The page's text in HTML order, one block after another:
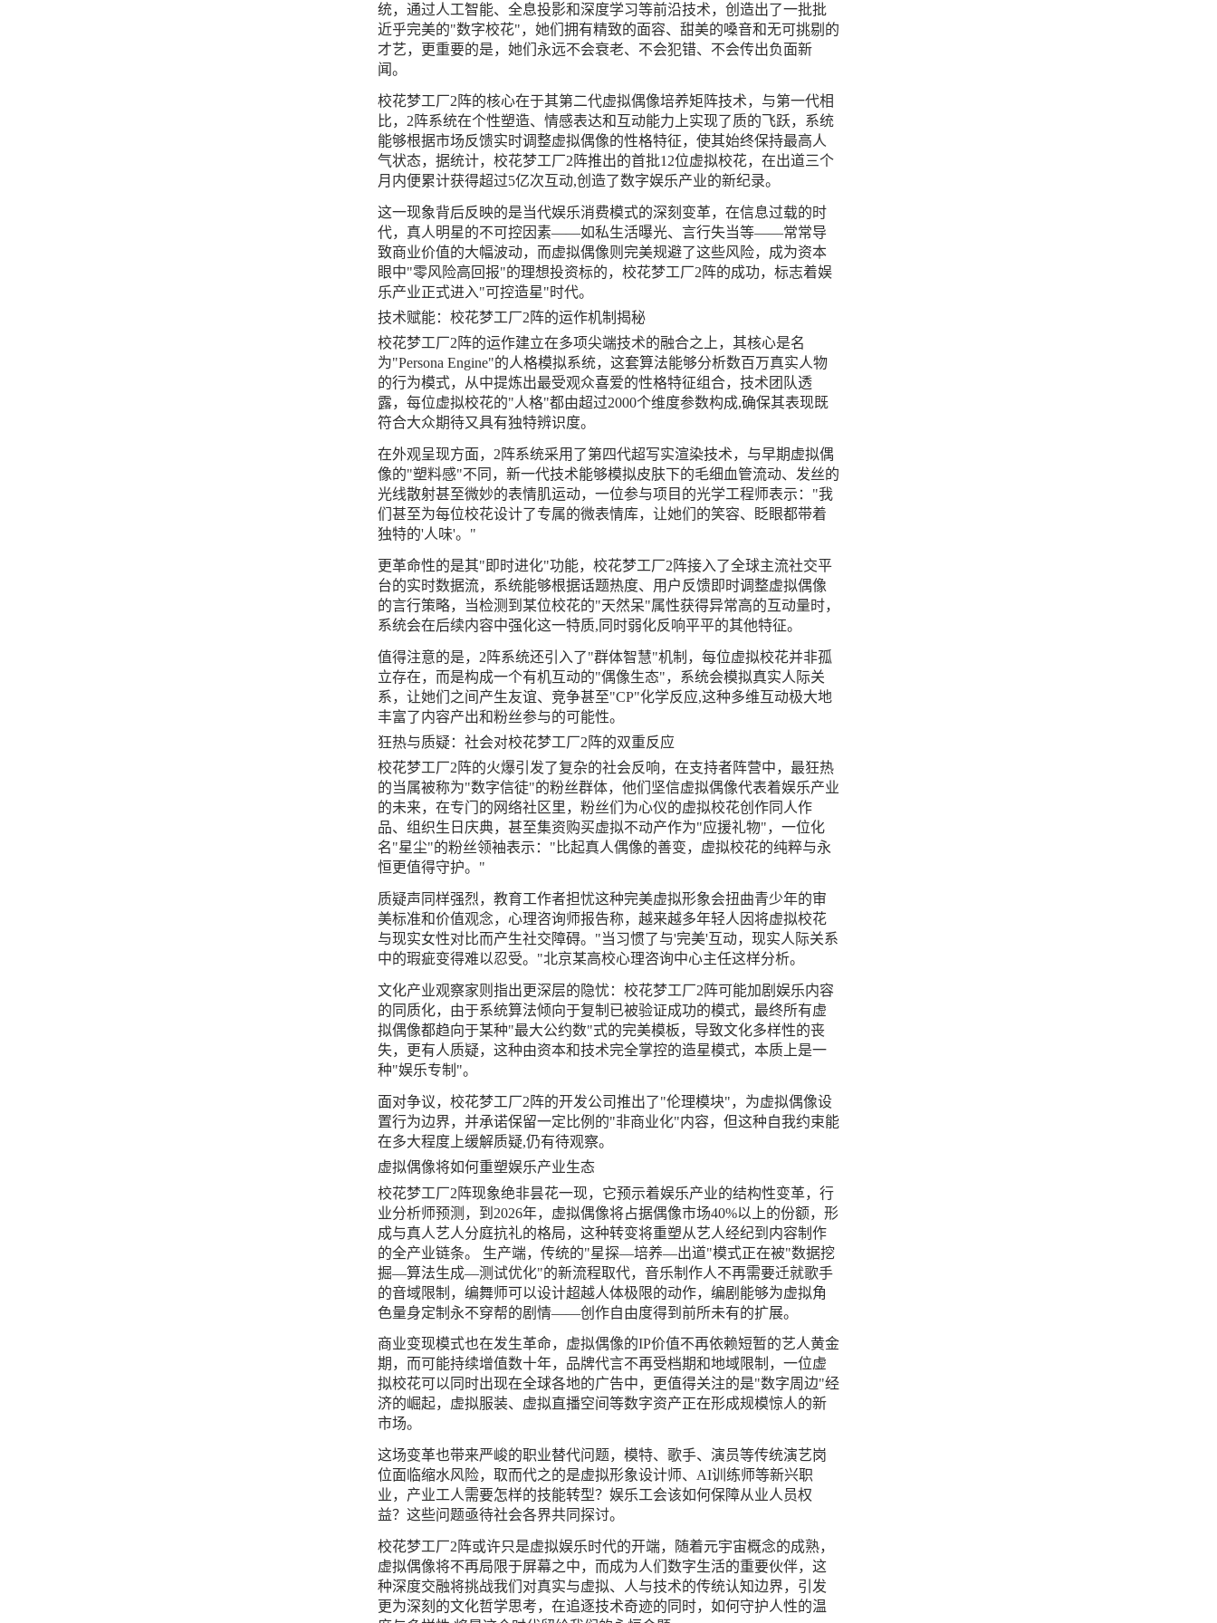
统，通过人工智能、全息投影和深度学习等前沿技术，创造出了一批批
近乎完美的"数字校花"，她们拥有精致的面容、甜美的嗓音和无可挑剔的
才艺，更重要的是，她们永远不会衰老、不会犯错、不会传出负面新
闻。
校花梦工厂2阵的核心在于其第二代虚拟偶像培养矩阵技术，与第一代相
比，2阵系统在个性塑造、情感表达和互动能力上实现了质的飞跃，系统
能够根据市场反馈实时调整虚拟偶像的性格特征，使其始终保持最高人
气状态，据统计，校花梦工厂2阵推出的首批12位虚拟校花，在出道三个
月内便累计获得超过5亿次互动,创造了数字娱乐产业的新纪录。
这一现象背后反映的是当代娱乐消费模式的深刻变革，在信息过载的时
代，真人明星的不可控因素——如私生活曝光、言行失当等——常常导
致商业价值的大幅波动，而虚拟偶像则完美规避了这些风险，成为资本
眼中"零风险高回报"的理想投资标的，校花梦工厂2阵的成功，标志着娱
乐产业正式进入"可控造星"时代。
技术赋能：校花梦工厂2阵的运作机制揭秘
校花梦工厂2阵的运作建立在多项尖端技术的融合之上，其核心是名
为"Persona Engine"的人格模拟系统，这套算法能够分析数百万真实人物
的行为模式，从中提炼出最受观众喜爱的性格特征组合，技术团队透
露，每位虚拟校花的"人格"都由超过2000个维度参数构成,确保其表现既
符合大众期待又具有独特辨识度。
在外观呈现方面，2阵系统采用了第四代超写实渲染技术，与早期虚拟偶
像的"塑料感"不同，新一代技术能够模拟皮肤下的毛细血管流动、发丝的
光线散射甚至微妙的表情肌运动，一位参与项目的光学工程师表示："我
们甚至为每位校花设计了专属的微表情库，让她们的笑容、眨眼都带着
独特的'人味'。"
更革命性的是其"即时进化"功能，校花梦工厂2阵接入了全球主流社交平
台的实时数据流，系统能够根据话题热度、用户反馈即时调整虚拟偶像
的言行策略，当检测到某位校花的"天然呆"属性获得异常高的互动量时，
系统会在后续内容中强化这一特质,同时弱化反响平平的其他特征。
值得注意的是，2阵系统还引入了"群体智慧"机制，每位虚拟校花并非孤
立存在，而是构成一个有机互动的"偶像生态"，系统会模拟真实人际关
系，让她们之间产生友谊、竞争甚至"CP"化学反应,这种多维互动极大地
丰富了内容产出和粉丝参与的可能性。
狂热与质疑：社会对校花梦工厂2阵的双重反应
校花梦工厂2阵的火爆引发了复杂的社会反响，在支持者阵营中，最狂热
的当属被称为"数字信徒"的粉丝群体，他们坚信虚拟偶像代表着娱乐产业
的未来，在专门的网络社区里，粉丝们为心仪的虚拟校花创作同人作
品、组织生日庆典，甚至集资购买虚拟不动产作为"应援礼物"，一位化
名"星尘"的粉丝领袖表示："比起真人偶像的善变，虚拟校花的纯粹与永
恒更值得守护。"
质疑声同样强烈，教育工作者担忧这种完美虚拟形象会扭曲青少年的审
美标准和价值观念，心理咨询师报告称，越来越多年轻人因将虚拟校花
与现实女性对比而产生社交障碍。"当习惯了与'完美'互动，现实人际关系
中的瑕疵变得难以忍受。"北京某高校心理咨询中心主任这样分析。
文化产业观察家则指出更深层的隐忧：校花梦工厂2阵可能加剧娱乐内容
的同质化，由于系统算法倾向于复制已被验证成功的模式，最终所有虚
拟偶像都趋向于某种"最大公约数"式的完美模板，导致文化多样性的丧
失，更有人质疑，这种由资本和技术完全掌控的造星模式，本质上是一
种"娱乐专制"。
面对争议，校花梦工厂2阵的开发公司推出了"伦理模块"，为虚拟偶像设
置行为边界，并承诺保留一定比例的"非商业化"内容，但这种自我约束能
在多大程度上缓解质疑,仍有待观察。
虚拟偶像将如何重塑娱乐产业生态
校花梦工厂2阵现象绝非昙花一现，它预示着娱乐产业的结构性变革，行
业分析师预测，到2026年，虚拟偶像将占据偶像市场40%以上的份额，形
成与真人艺人分庭抗礼的格局，这种转变将重塑从艺人经纪到内容制作
的全产业链条。 生产端，传统的"星探—培养—出道"模式正在被"数据挖
掘—算法生成—测试优化"的新流程取代，音乐制作人不再需要迁就歌手
的音域限制，编舞师可以设计超越人体极限的动作，编剧能够为虚拟角
色量身定制永不穿帮的剧情——创作自由度得到前所未有的扩展。
商业变现模式也在发生革命，虚拟偶像的IP价值不再依赖短暂的艺人黄金
期，而可能持续增值数十年，品牌代言不再受档期和地域限制，一位虚
拟校花可以同时出现在全球各地的广告中，更值得关注的是"数字周边"经
济的崛起，虚拟服装、虚拟直播空间等数字资产正在形成规模惊人的新
市场。
这场变革也带来严峻的职业替代问题，模特、歌手、演员等传统演艺岗
位面临缩水风险，取而代之的是虚拟形象设计师、AI训练师等新兴职
业，产业工人需要怎样的技能转型？娱乐工会该如何保障从业人员权
益？这些问题亟待社会各界共同探讨。
校花梦工厂2阵或许只是虚拟娱乐时代的开端，随着元宇宙概念的成熟，
虚拟偶像将不再局限于屏幕之中，而成为人们数字生活的重要伙伴，这
种深度交融将挑战我们对真实与虚拟、人与技术的传统认知边界，引发
更为深刻的文化哲学思考，在追逐技术奇迹的同时，如何守护人性的温